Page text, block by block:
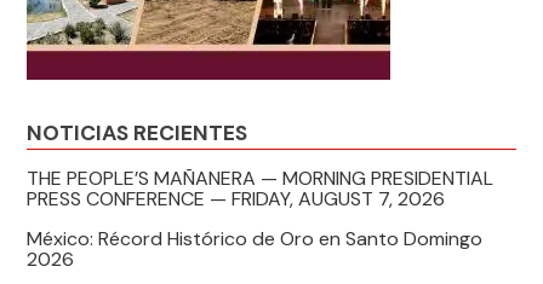
NOTICIAS RECIENTES
THE PEOPLE’S MAÑANERA — MORNING PRESIDENTIAL
PRESS CONFERENCE — FRIDAY, AUGUST 7, 2026
México: Récord Histórico de Oro en Santo Domingo
2026